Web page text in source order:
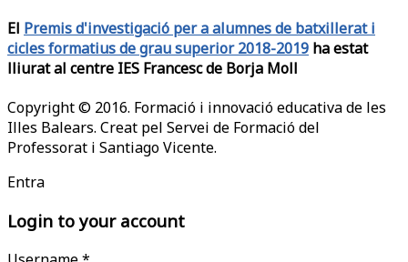
El Premis d'investigació per a alumnes de batxillerat i
cicles formatius de grau superior 2018-2019 ha estat
lliurat al centre IES Francesc de Borja Moll
Copyright © 2016. Formació i innovació educativa de les
Illes Balears. Creat pel Servei de Formació del
Professorat i Santiago Vicente.
Entra
Login to your account